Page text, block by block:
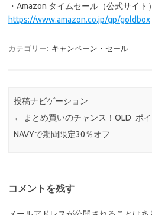
・Amazon タイムセール（公式サイト）
https://www.amazon.co.jp/gp/goldbox
カテゴリー: キャンペーン・セール
投稿ナビゲーション
← まとめ買いのチャンス！OLD
NAVYで期間限定30％オフ
ポ
コメントを残す